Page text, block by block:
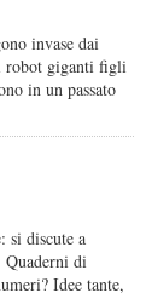
invase dai
robot giganti figli
in un passato
si discute a
di
Idee tante,